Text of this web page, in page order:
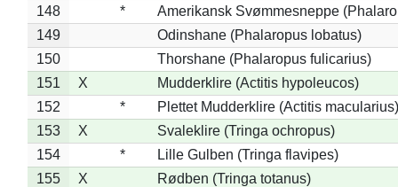
148
*
Amerikansk Svømmesneppe
149
Odinshane (Phalaropus lobatus)
150
Thorshane (Phalaropus fulicarius)
151
X
Mudderklire (Actitis hypoleucos)
152
*
Plettet Mudderklire (Actitis macularius)
153
X
Svaleklire (Tringa ochropus)
154
*
Lille Gulben (Tringa flavipes)
155
X
Rødben (Tringa totanus)